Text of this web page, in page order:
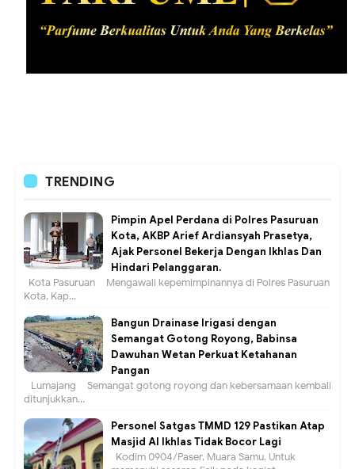
TRENDING
Pimpin Apel Perdana di Polres Pasuruan
Kota, AKBP Arief Ardiansyah Prasetya,
Ajak Personel Bekerja Dengan Ikhlas Dan
Hindari Pelanggaran.
Kota Pasuruan – Mengawali kepemimpinannya di Polres Pasuruan
Kota, Kap...
Bangun Drainase Irigasi dengan
Semangat Gotong Royong, Babinsa
Dawuhan Wetan Perkuat Ketahanan
Pangan
Lumajang – Semangat gotong royong dan kebersamaan kembali
ditunjukkan...
Personel Satgas TMMD 129 Pastikan Atap
Masjid Al Ikhlas Tidak Bocor Lagi
Kodim 0904/Paser, Muara Samu. Untuk